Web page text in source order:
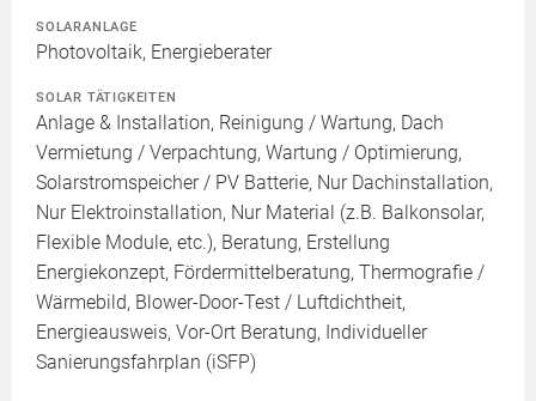
SOLARANLAGE
Photovoltaik, Energieberater
SOLAR TÄTIGKEITEN
Anlage & Installation, Reinigung / Wartung, Dach
Vermietung / Verpachtung, Wartung / Optimierung,
Solarstromspeicher / PV Batterie, Nur Dachinstallation,
Nur Elektroinstallation, Nur Material (z.B. Balkonsolar,
Flexible Module, etc.), Beratung, Erstellung
Energiekonzept, Fördermittelberatung, Thermografie /
Wärmebild, Blower-Door-Test / Luftdichtheit,
Energieausweis, Vor-Ort Beratung, Individueller
Sanierungsfahrplan (iSFP)